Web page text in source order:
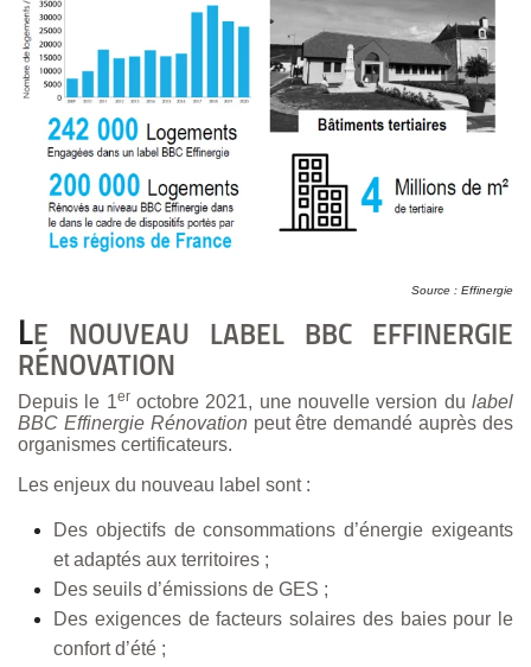
Source : Effinergie
LE NOUVEAU LABEL BBC EFFINERGIE
RÉNOVATION
Depuis le 1er octobre 2021, une nouvelle version dulabel
BBC Effinergie Rénovationpeut être demandé auprès des
organismes certificateurs.
Les enjeux du nouveau label sont :
Des objectifs de consommations d’énergie exigeants
et adaptés aux territoires ;
Des seuils d’émissions de GES ;
Des exigences de facteurs solaires des baies pour le
confort d’été ;